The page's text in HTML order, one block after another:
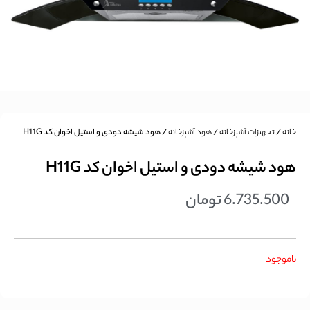
خانه/تجهیزات آشپزخانه/هود آشپزخانه/ هود شیشه دودی و استیل اخوان کد H11G
هود شیشه دودی و استیل اخوان کد H11G
6.735.500تومان
ناموجود